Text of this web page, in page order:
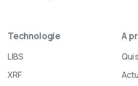
Technologie
LIBS
XRF
A
Qui